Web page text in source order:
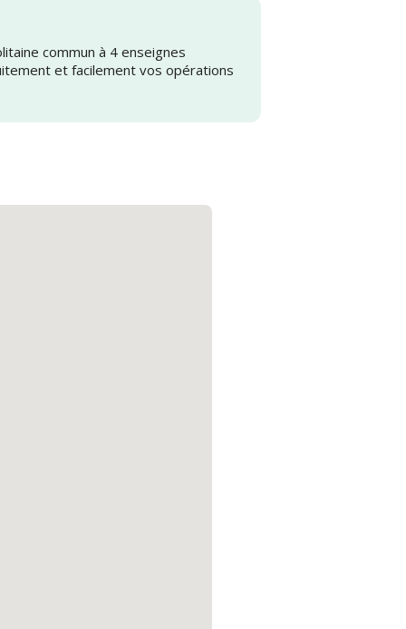
commun à 4 enseignes
et facilement vos opérations